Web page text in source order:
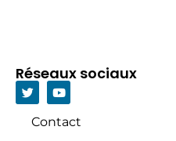
Réseaux sociaux
Contact